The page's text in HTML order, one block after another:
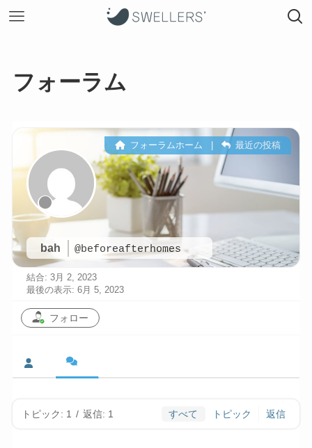
フォーラム
bah @beforeafterhomes
フォーラムホーム | 最近の投稿
結合: 3月 2, 2023
最後の表示: 6月 5, 2023
フォロー
トピック: 1 / 返信: 1 すべて トピック 返信